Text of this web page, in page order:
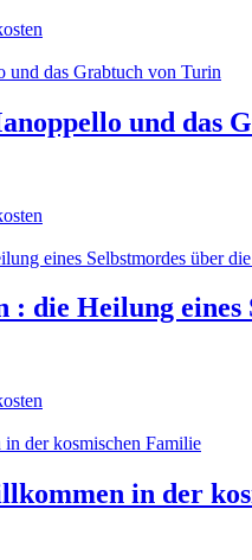
und das
: die Heilung eines
in der